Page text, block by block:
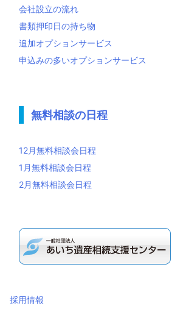
会社設立の流れ
書類押印日の持ち物
追加オプションサービス
申込みの多いオプションサービス
無料相談の日程
12月無料相談会日程
1月無料相談会日程
2月無料相談会日程
採用情報